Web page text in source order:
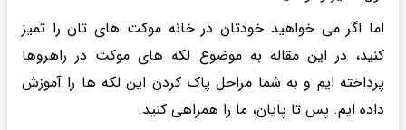
اما اگر می خواهید خودتان در خانه موکت های تان را تمیز
کنید، در این مقاله به موضوع لکه های موکت در راهروها
پرداخته ایم و به شما مراحل پاک کردن این لکه ها را آموزش
داده ایم. پس تا پایان، ما را همراهی کنید.